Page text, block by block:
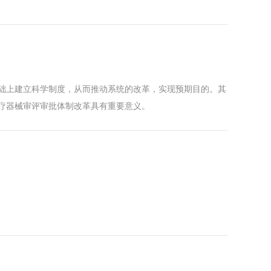
建立科学制度，从而推动系统的改革，实现预期目的。其
械审评审批体制改革具有重要意义。